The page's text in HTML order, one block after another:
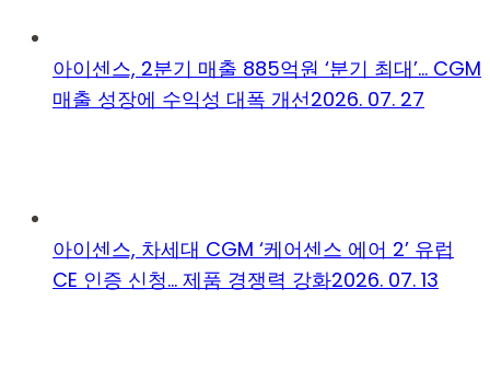
아이센스, 2분기 매출 885억원 ‘분기 최대’… CGM
매출 성장에 수익성 대폭 개선2026. 07. 27
아이센스, 차세대 CGM ‘케어센스 에어 2’ 유럽
CE 인증 신청… 제품 경쟁력 강화2026. 07. 13